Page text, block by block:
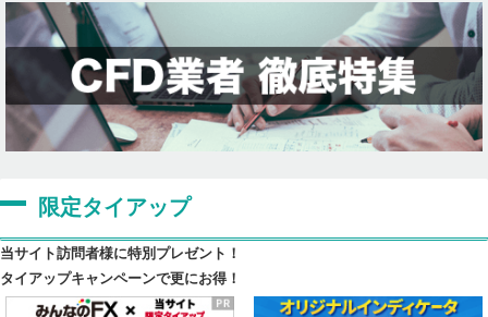
限定タイアップ
当サイト訪問者様に特別プレゼント！
タイアップキャンペーンで更にお得！